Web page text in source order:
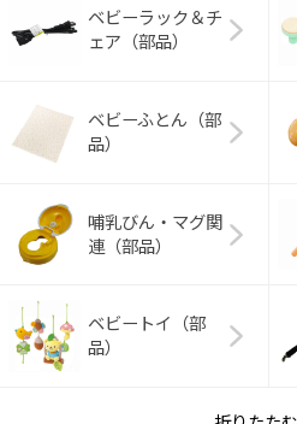
ベビーラック＆チ
ェア（部品）
ベビーふとん（部
品）
哺乳びん・マグ関
連（部品）
ベビートイ（部
品）